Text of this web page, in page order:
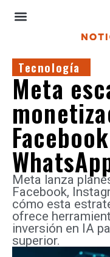
Tecnología
Meta
Meta lanza
Facebook,
cómo esta
ofrece
inversión en IA
superior.